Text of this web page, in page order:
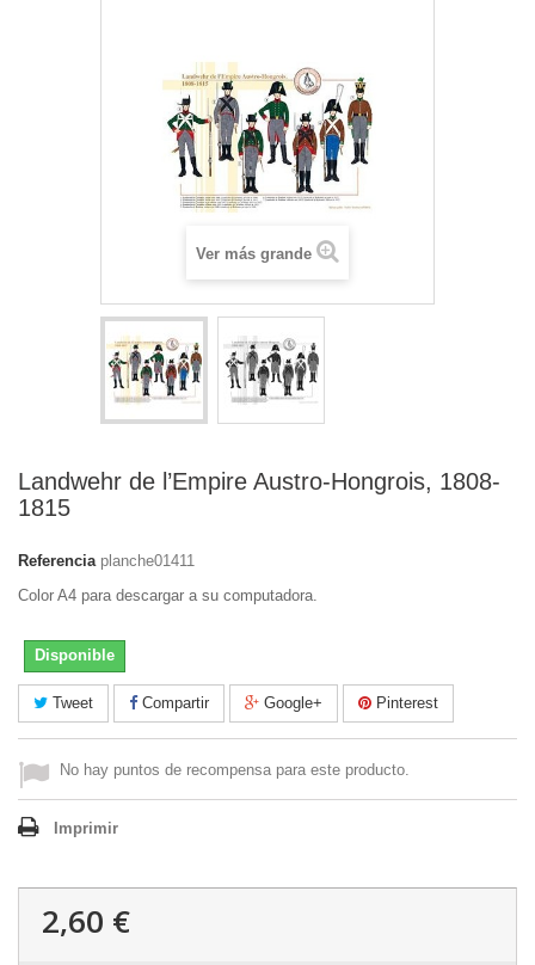
Ver más grande
Landwehr de l’Empire Austro-Hongrois, 1808-
1815
Referencia planche01411
Color A4 para descargar a su computadora.
Disponible
Tweet Compartir Google+ Pinterest
No hay puntos de recompensa para este producto.
Imprimir
2,60 €